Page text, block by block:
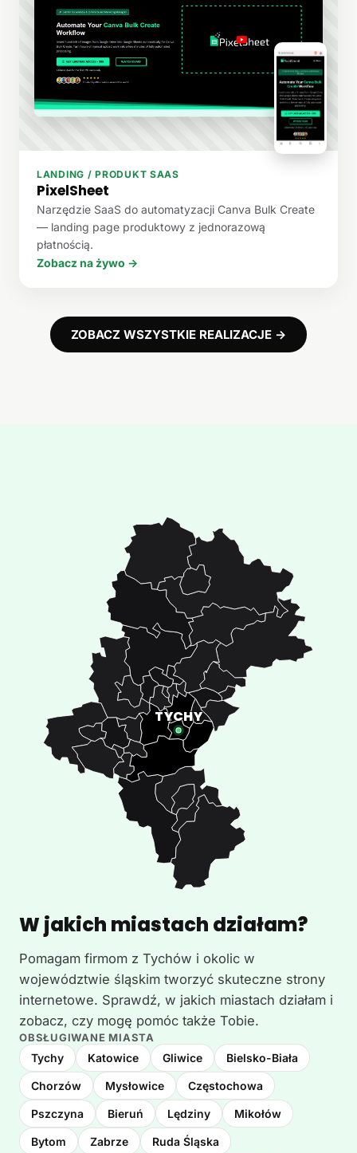
LANDING / PRODUKT SAAS
PixelSheet
Narzędzie SaaS do automatyzacji Canva Bulk Create
— landing page produktowy z jednorazową
płatnością.
Zobacz na żywo →
ZOBACZ WSZYSTKIE REALIZACJE →
W jakich miastach działam?
Pomagam firmom z Tychów i okolic w
województwie śląskim tworzyć skuteczne strony
internetowe. Sprawdź, w jakich miastach działam i
zobacz, czy mogę pomóc także Tobie.
OBSŁUGIWANE MIASTA
Tychy Katowice Gliwice Bielsko-Biała
Chorzów Mysłowice Częstochowa
Pszczyna Bieruń Lędziny Mikołów
Bytom Zabrze Ruda Śląska